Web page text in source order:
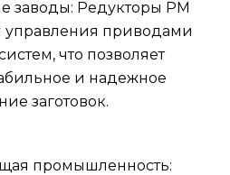
заводы: Редукторы РМ
управления приводами
что позволяет
и надежное
заготовок.
промышленность: